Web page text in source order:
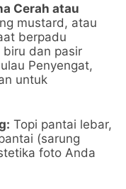
Cerah atau
mustard, atau
berpadu
dan pasir
Penyengat,
untuk
Topi pantai lebar,
(sarung
foto Anda